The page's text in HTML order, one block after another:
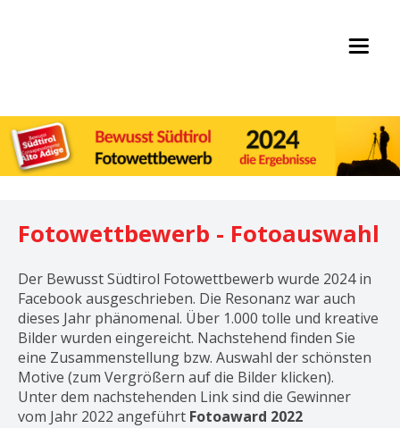
Home
Fotowettbewerb 2022
Italiano
Fotowettbewerb - Fotoauswahl
Der Bewusst Südtirol Fotowettbewerb wurde 2024 in
Facebook ausgeschrieben. Die Resonanz war auch
dieses Jahr phänomenal. Über 1.000 tolle und kreative
Bilder wurden eingereicht. Nachstehend finden Sie
eine Zusammenstellung bzw. Auswahl der schönsten
Motive (zum Vergrößern auf die Bilder klicken).
Unter dem nachstehenden Link sind die Gewinner
vom Jahr 2022 angeführt Fotoaward 2022